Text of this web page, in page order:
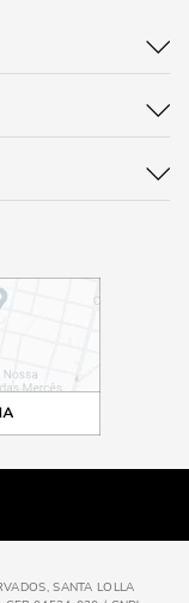
SANTA LOLLA